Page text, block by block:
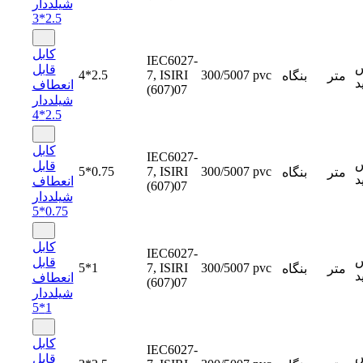
شیلددار
2.5*3
کابل
قابل
انعطاف
شیلددار
2.5*4
4*2.5
IEC6027-
7, ISIRI
(607)07
300/5007 pvc بنگاه متر
کابل
قابل
انعطاف
شیلددار
0.75*5
5*0.75
IEC6027-
7, ISIRI
(607)07
300/5007 pvc بنگاه متر
کابل
قابل
انعطاف
شیلددار
1*5
5*1
IEC6027-
7, ISIRI
(607)07
300/5007 pvc بنگاه متر
کابل
قابل
IEC6027-